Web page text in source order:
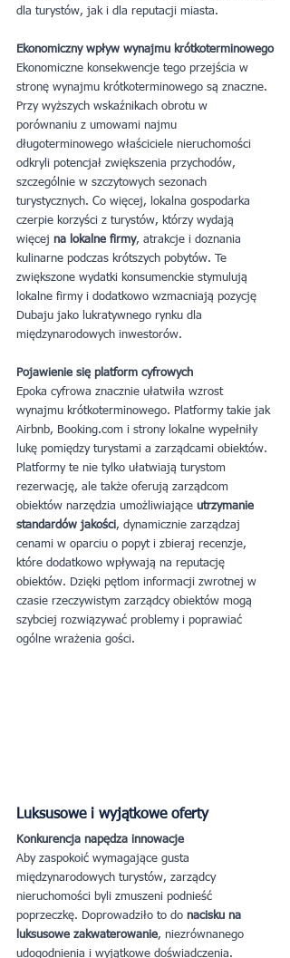
dla turystów, jak i dla reputacji miasta.
Ekonomiczny wpływ wynajmu krótkoterminowego
Ekonomiczne konsekwencje tego przejścia w
stronę wynajmu krótkoterminowego są znaczne.
Przy wyższych wskaźnikach obrotu w
porównaniu z umowami najmu
długoterminowego właściciele nieruchomości
odkryli potencjał zwiększenia przychodów,
szczególnie w szczytowych sezonach
turystycznych. Co więcej, lokalna gospodarka
czerpie korzyści z turystów, którzy wydają
więcej na lokalne firmy, atrakcje i doznania
kulinarne podczas krótszych pobytów. Te
zwiększone wydatki konsumenckie stymulują
lokalne firmy i dodatkowo wzmacniają pozycję
Dubaju jako lukratywnego rynku dla
międzynarodowych inwestorów.
Pojawienie się platform cyfrowych
Epoka cyfrowa znacznie ułatwiła wzrost
wynajmu krótkoterminowego. Platformy takie jak
Airbnb, Booking.com i strony lokalne wypełniły
lukę pomiędzy turystami a zarządcami obiektów.
Platformy te nie tylko ułatwiają turystom
rezerwację, ale także oferują zarządcom
obiektów narzędzia umożliwiające utrzymanie
standardów jakości, dynamicznie zarządzaj
cenami w oparciu o popyt i zbieraj recenzje,
które dodatkowo wpływają na reputację
obiektów. Dzięki pętlom informacji zwrotnej w
czasie rzeczywistym zarządcy obiektów mogą
szybciej rozwiązywać problemy i poprawiać
ogólne wrażenia gości.
Luksusowe i wyjątkowe oferty
Konkurencja napędza innowacje
Aby zaspokoić wymagające gusta
międzynarodowych turystów, zarządcy
nieruchomości byli zmuszeni podnieść
poprzeczkę. Doprowadziło to do nacisku na
luksusowe zakwaterowanie, niezrównanego
udogodnienia i wyjątkowe doświadczenia.